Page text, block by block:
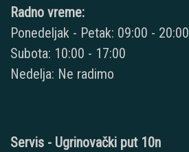
Radno vreme:
Ponedeljak - Petak: 09:00 - 20:00
Subota: 10:00 - 17:00
Nedelja: Ne radimo
Servis - Ugrinovački put 10n